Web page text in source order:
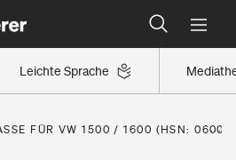
Leichte Sprache
finden
Region eingestuft
Versicherer finden
FÜR VW 1500 / 1600 (HSN: 0600,